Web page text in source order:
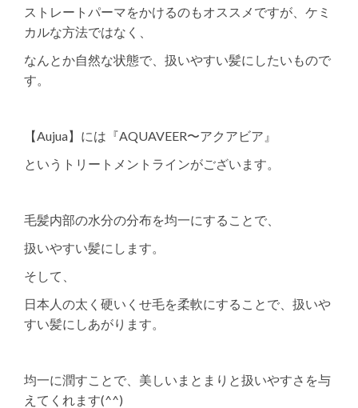
ストレートパーマをかけるのもオススメですが、ケミ
カルな方法ではなく、
なんとか自然な状態で、扱いやすい髪にしたいもので
す。
【Aujua】には『AQUAVEER〜アクアビア』
というトリートメントラインがございます。
毛髪内部の水分の分布を均一にすることで、
扱いやすい髪にします。
そして、
日本人の太く硬いくせ毛を柔軟にすることで、扱いや
すい髪にしあがります。
均一に潤すことで、美しいまとまりと扱いやすさを与
えてくれます(^^)